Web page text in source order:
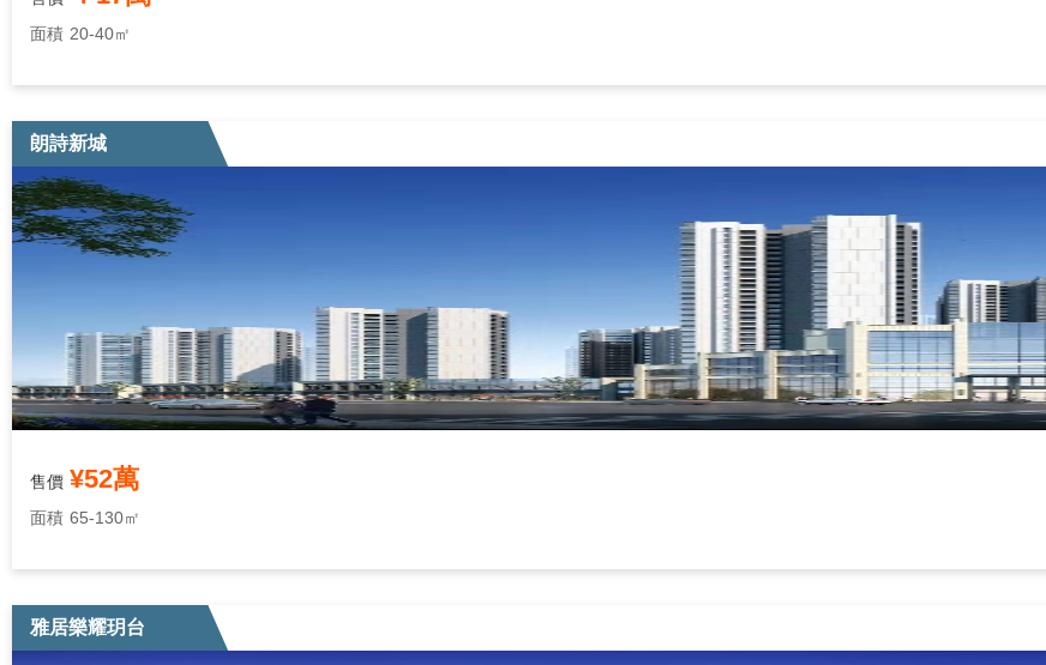
面積 20-40㎡
朗詩新城
售價 ¥52萬
面積 65-130㎡
雅居樂耀玥台